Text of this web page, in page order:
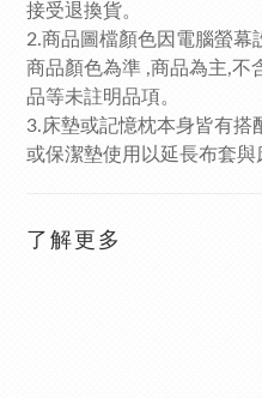
接受退換貨。
2.商品圖檔顏色因電腦螢幕
商品顏色為準 ,商品為主,不
品等未註明品項。
3.床墊或記憶枕本身皆有搭
或保潔墊使用以延長布套與
了解更多